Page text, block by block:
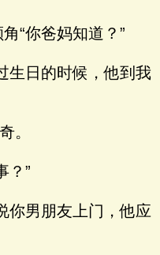
“你爸妈知道？”
生日的时候，他到我
。
？”
你男朋友上门，他应